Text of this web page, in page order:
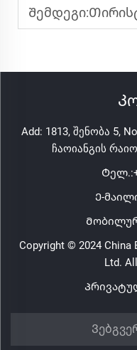
Შემდეგი:Თირისტორის
Add: 1813, შენობა 5,
ჩაოიანგის
Ტელ.:
Ე-
Copyright © 2024 China
Ltd.